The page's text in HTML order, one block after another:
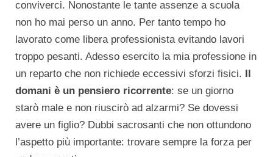
conviverci. Nonostante le tante assenze a scuola
non ho mai perso un anno. Per tanto tempo ho
lavorato come libera professionista evitando lavori
troppo pesanti. Adesso esercito la mia professione in
un reparto che non richiede eccessivi sforzi fisici. Il
domani è un pensiero ricorrente: se un giorno
starò male e non riuscirò ad alzarmi? Se dovessi
avere un figlio? Dubbi sacrosanti che non ottundono
l’aspetto più importante: trovare sempre la forza per